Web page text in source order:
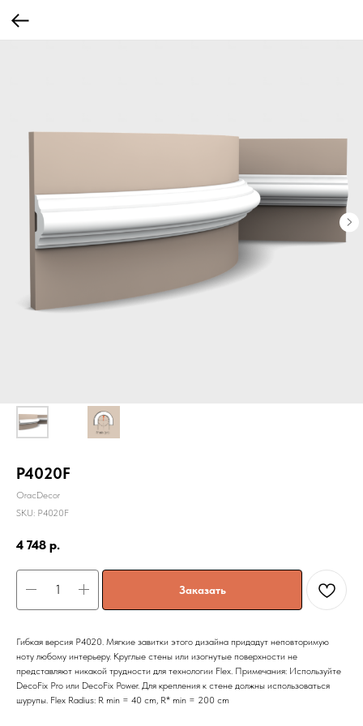
P4020F
OracDecor
SKU: P4020F
4 748 р.
Заказать
Гибкая версия P4020. Мягкие завитки этого дизайна придадут неповторимую
ноту любому интерьеру. Круглые стены или изогнутые поверхности не
представляют никакой трудности для технологии Flex. Примечания: Используйте
DecoFix Pro или DecoFix Power. Для крепления к стене должны использоваться
шурупы. Flex Radius: R min = 40 cm, R* min = 200 cm